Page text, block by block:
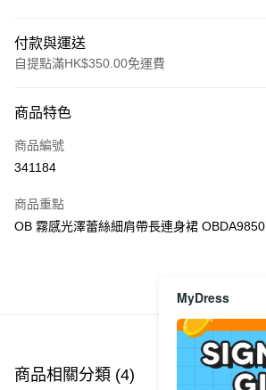
付款與運送
自提點滿HK$350.00免運費
信用卡
Apple Pay
PayMe
每筆HK$40.00，滿HK$350.00或以上免運費
付款後順豐站及營業點
商品特色
商品編號
341184
商品重點
OB 霧感光澤蕾絲細肩帶長連身裙 OBDA9850
商品推薦
商品相關分類 (4)
MyDress